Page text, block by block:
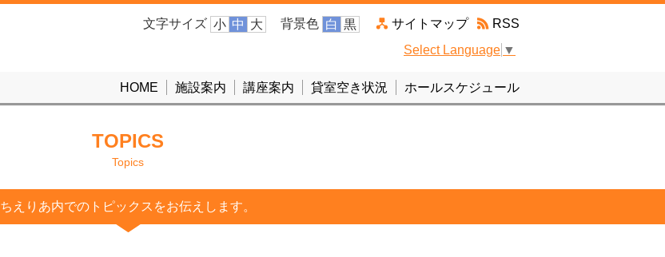
サイトマップ RSS
背景色 白 黒
文字サイズ 小 中 大
Select Language ▼
ホールスケジュール
貸室空き状況
講座案内
施設案内
HOME
TOPICS
Topics
ちえりあ内でのトピックスをお伝えします。